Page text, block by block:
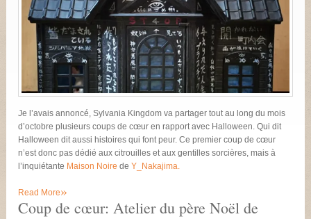
Je l’avais annoncé, Sylvania Kingdom va partager tout au long du mois
d’octobre plusieurs coups de cœur en rapport avec Halloween. Qui dit
Halloween dit aussi histoires qui font peur. Ce premier coup de cœur
n’est donc pas dédié aux citrouilles et aux gentilles sorcières, mais à
l’inquiétante Maison Noire deY_Nakajima.
Read More»
Coup de cœur: Atelier du père Noël de